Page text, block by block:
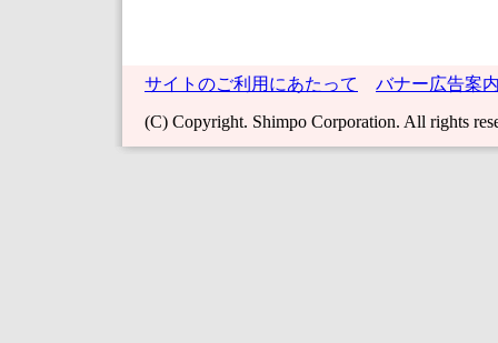
サイトのご利用にあたって
バナー広告案
(C) Copyright. Shimpo Corporation. All rights